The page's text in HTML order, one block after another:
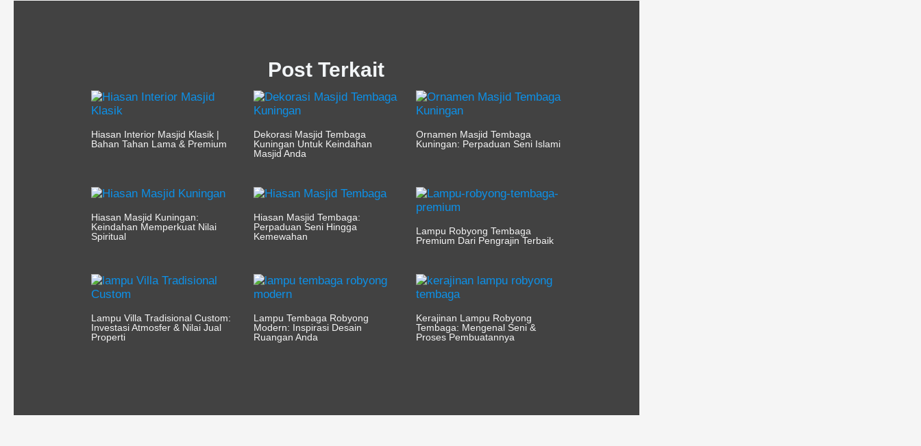
Post Terkait
Hiasan Interior Masjid Klasik |
Bahan Tahan Lama & Premium
Dekorasi Masjid Tembaga
Kuningan Untuk Keindahan
Masjid Anda
Ornamen Masjid Tembaga
Kuningan: Perpaduan Seni Islami
Hiasan Masjid Kuningan:
Keindahan Memperkuat Nilai
Spiritual
Hiasan Masjid Tembaga:
Perpaduan Seni Hingga
Kemewahan
Lampu Robyong Tembaga
Premium Dari Pengrajin Terbaik
Lampu Villa Tradisional Custom:
Investasi Atmosfer & Nilai Jual
Properti
Lampu Tembaga Robyong
Modern: Inspirasi Desain
Ruangan Anda
Kerajinan Lampu Robyong
Tembaga: Mengenal Seni &
Proses Pembuatannya